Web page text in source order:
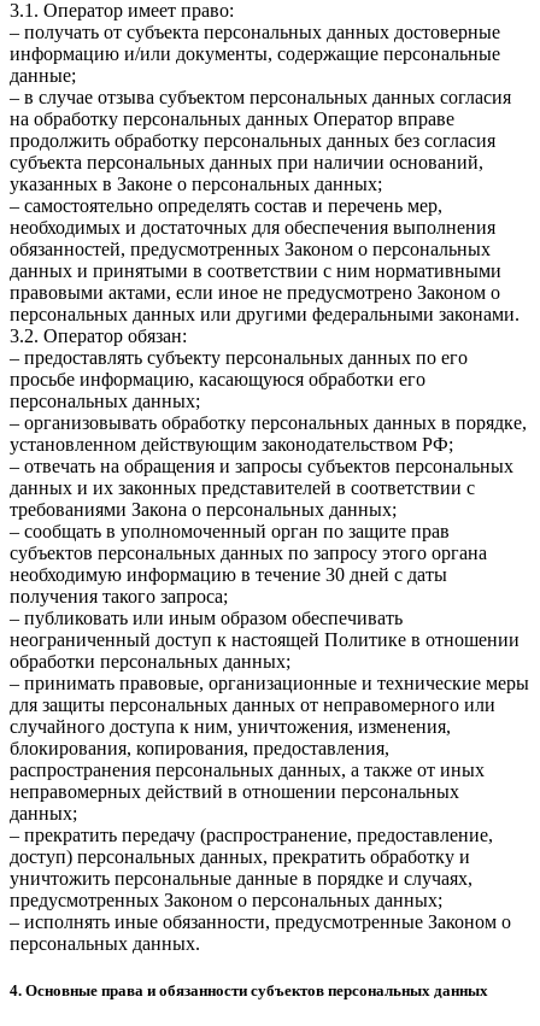
3.1. Оператор имеет право:
– получать от субъекта персональных данных достоверные
информацию и/или документы, содержащие персональные
данные;
– в случае отзыва субъектом персональных данных согласия
на обработку персональных данных Оператор вправе
продолжить обработку персональных данных без согласия
субъекта персональных данных при наличии оснований,
указанных в Законе о персональных данных;
– самостоятельно определять состав и перечень мер,
необходимых и достаточных для обеспечения выполнения
обязанностей, предусмотренных Законом о персональных
данных и принятыми в соответствии с ним нормативными
правовыми актами, если иное не предусмотрено Законом о
персональных данных или другими федеральными законами.
3.2. Оператор обязан:
– предоставлять субъекту персональных данных по его
просьбе информацию, касающуюся обработки его
персональных данных;
– организовывать обработку персональных данных в порядке,
установленном действующим законодательством РФ;
– отвечать на обращения и запросы субъектов персональных
данных и их законных представителей в соответствии с
требованиями Закона о персональных данных;
– сообщать в уполномоченный орган по защите прав
субъектов персональных данных по запросу этого органа
необходимую информацию в течение 30 дней с даты
получения такого запроса;
– публиковать или иным образом обеспечивать
неограниченный доступ к настоящей Политике в отношении
обработки персональных данных;
– принимать правовые, организационные и технические меры
для защиты персональных данных от неправомерного или
случайного доступа к ним, уничтожения, изменения,
блокирования, копирования, предоставления,
распространения персональных данных, а также от иных
неправомерных действий в отношении персональных
данных;
– прекратить передачу (распространение, предоставление,
доступ) персональных данных, прекратить обработку и
уничтожить персональные данные в порядке и случаях,
предусмотренных Законом о персональных данных;
– исполнять иные обязанности, предусмотренные Законом о
персональных данных.
4. Основные права и обязанности субъектов персональных данных